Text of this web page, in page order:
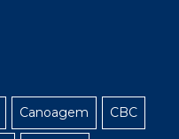
Canoagem CBC